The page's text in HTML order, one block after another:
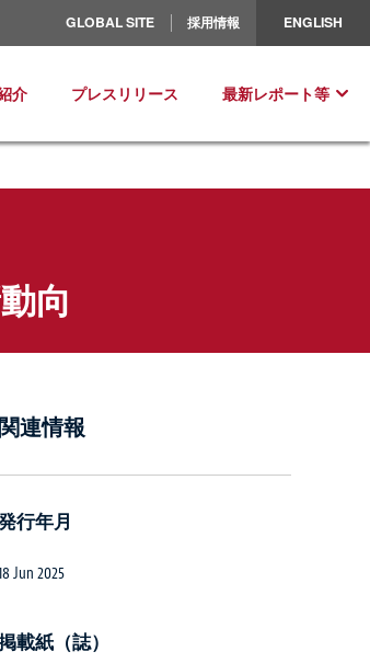
GLOBAL SITE 採用情報 ENGLISH
ロッパ
介 プレスリリース 最新レポート等
向
連情報
行年月
Jun 2025
載紙（誌）